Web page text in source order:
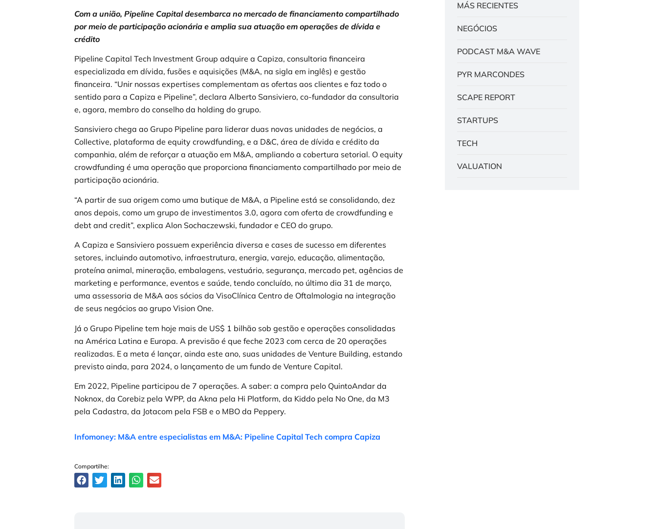
Com a união, Pipeline Capital desembarca no mercado de financiamento compartilhado
por meio de participação acionária e amplia sua atuação em operações de dívida e
crédito
Pipeline Capital Tech Investment Group adquire a Capiza, consultoria financeira
especializada em dívida, fusões e aquisições (M&A, na sigla em inglês) e gestão
financeira. “Unir nossas expertises complementam as ofertas aos clientes e faz todo o
sentido para a Capiza e Pipeline”, declara Alberto Sansiviero, co-fundador da consultoria
e, agora, membro do conselho da holding do grupo.
Sansiviero chega ao Grupo Pipeline para liderar duas novas unidades de negócios, a
Collective, plataforma de equity crowdfunding, e a D&C, área de dívida e crédito da
companhia, além de reforçar a atuação em M&A, ampliando a cobertura setorial. O equity
crowdfunding é uma operação que proporciona financiamento compartilhado por meio de
participação acionária.
“A partir de sua origem como uma butique de M&A, a Pipeline está se consolidando, dez
anos depois, como um grupo de investimentos 3.0, agora com oferta de crowdfunding e
debt and credit”, explica Alon Sochaczewski, fundador e CEO do grupo.
A Capiza e Sansiviero possuem experiência diversa e cases de sucesso em diferentes
setores, incluindo automotivo, infraestrutura, energia, varejo, educação, alimentação,
proteína animal, mineração, embalagens, vestuário, segurança, mercado pet, agências de
marketing e performance, eventos e saúde, tendo concluído, no último dia 31 de março,
uma assessoria de M&A aos sócios da VisoClínica Centro de Oftalmologia na integração
de seus negócios ao grupo Vision One.
Já o Grupo Pipeline tem hoje mais de US$ 1 bilhão sob gestão e operações consolidadas
na América Latina e Europa. A previsão é que feche 2023 com cerca de 20 operações
realizadas. E a meta é lançar, ainda este ano, suas unidades de Venture Building, estando
previsto ainda, para 2024, o lançamento de um fundo de Venture Capital.
Em 2022, Pipeline participou de 7 operações. A saber: a compra pelo QuintoAndar da
Noknox, da Corebiz pela WPP, da Akna pela Hi Platform, da Kiddo pela No One, da M3
pela Cadastra, da Jotacom pela FSB e o MBO da Peppery.
Infomoney: M&A entre especialistas em M&A: Pipeline Capital Tech compra Capiza
Compartilhe:
MÁS RECIENTES
NEGÓCIOS
PODCAST M&A WAVE
PYR MARCONDES
SCAPE REPORT
STARTUPS
TECH
VALUATION